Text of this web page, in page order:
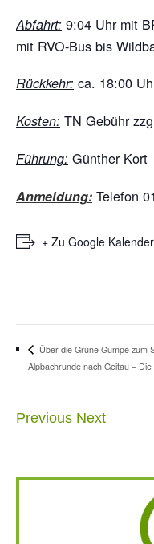
Abfahrt: 9:04 Uhr mit
mit RVO-Bus bis
Rückkehr: ca. 18:00
Kosten: TN Gebühr
Führung: Günther Kort
Anmeldung: Telefon
+ Zu Google
Über die Grüne Gumpe zum
Alpbachrunde nach Geitau –
Previous Next